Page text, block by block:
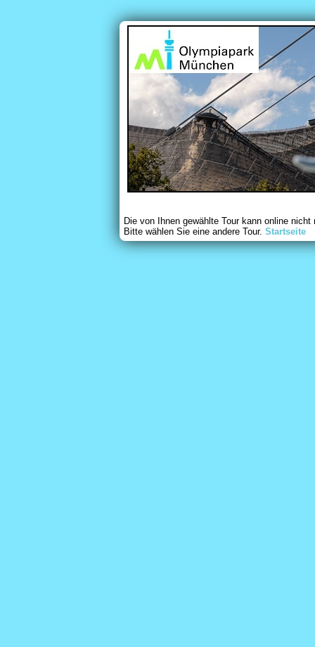
Die von Ihnen gewählte Tour kann online nicht
Bitte wählen Sie eine andere Tour. Startseite